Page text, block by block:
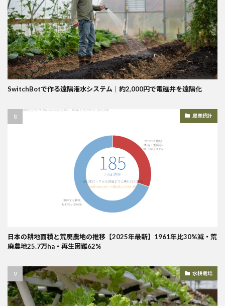
SwitchBotで作る遠隔潅水システム｜約2,000円で電磁弁を遠隔化
農業統計
日本の耕地面積と荒廃農地の推移【2025年最新】1961年比30%減・荒
廃農地25.7万ha・再生困難62%
水耕栽培